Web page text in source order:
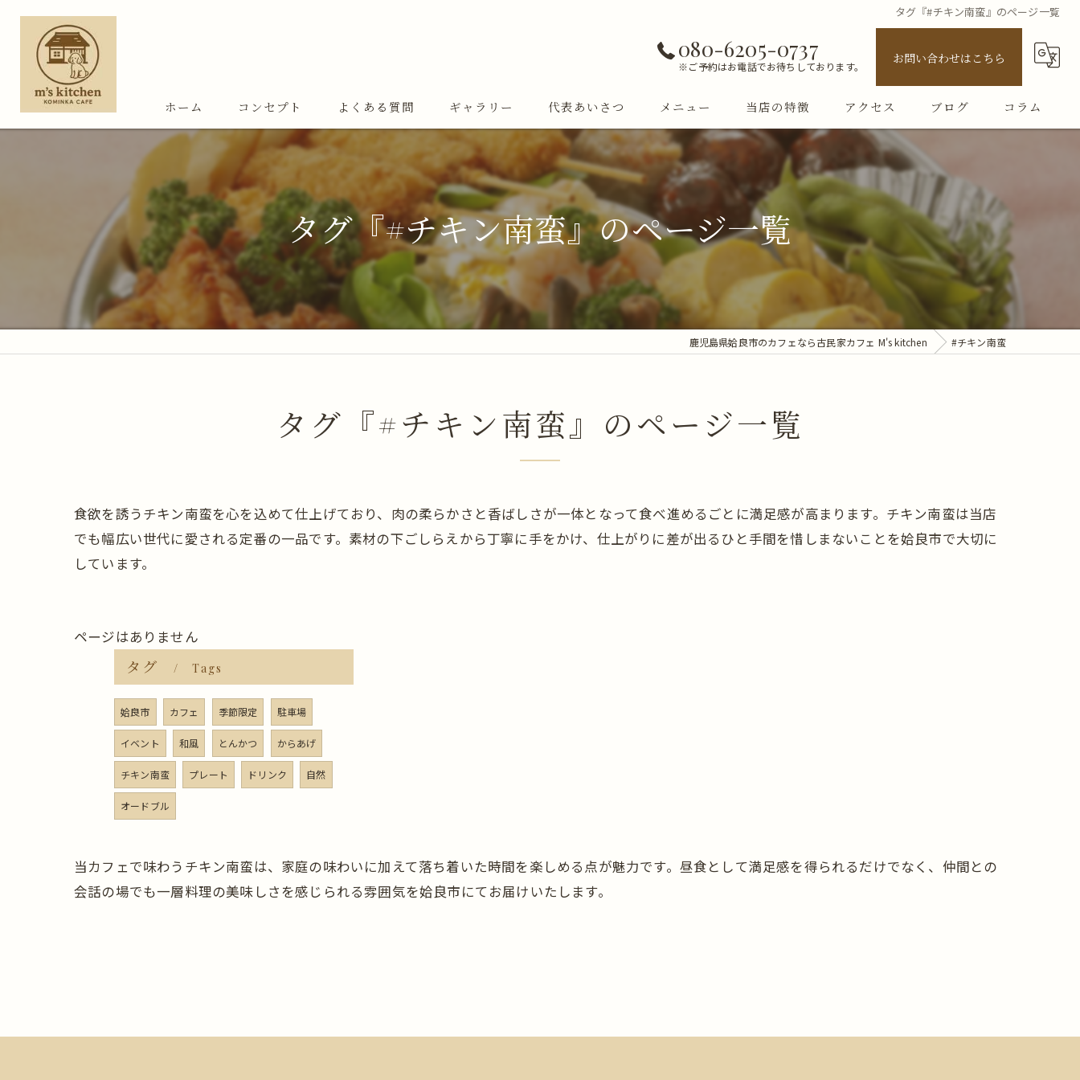
タグ『#チキン南蛮』のページ一覧
080-6205-0737
※ご予約はお電話でお待ちしております。
お問い合わせはこちら
ホーム コンセプト よくある質問 ギャラリー 代表あいさつ メニュー 当店の特徴
テイクアウト
お弁当
古民家
女子会
アクセス ブログ コラム
タグ『#チキン南蛮』のページ一覧
鹿児島県姶良市のカフェなら古民家カフェ M's kitchen #チキン南蛮
タグ『#チキン南蛮』のページ一覧
食欲を誘うチキン南蛮を心を込めて仕上げており、肉の柔らかさと香ばしさが一体となって食べ進めるごとに満足感が高まります。チキン南蛮は当店
でも幅広い世代に愛される定番の一品です。素材の下ごしらえから丁寧に手をかけ、仕上がりに差が出るひと手間を惜しまないことを姶良市で大切に
しています。
ページはありません
タグ
Tags
姶良市 カフェ 季節限定 駐車場
イベント 和風 とんかつ からあげ
チキン南蛮 プレート ドリンク 自然
オードブル
当カフェで味わうチキン南蛮は、家庭の味わいに加えて落ち着いた時間を楽しめる点が魅力です。昼食として満足感を得られるだけでなく、仲間との
会話の場でも一層料理の美味しさを感じられる雰囲気を姶良市にてお届けいたします。
お問い合わせはこちら